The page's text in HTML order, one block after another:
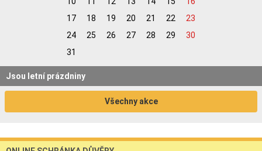
17
18 19 20 21 22
23
24
25 26 27 28 29
30
31
Jsou letní prázdniny
Všechny akce